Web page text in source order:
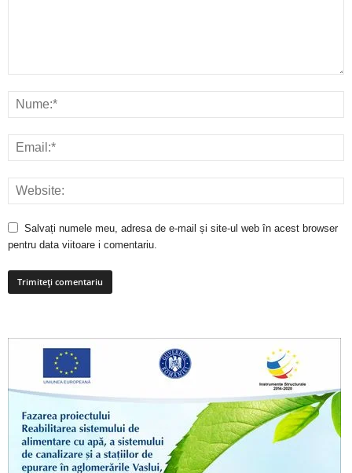
Salvați numele meu, adresa de e-mail și site-ul web în acest browser
pentru data viitoare i comentariu.